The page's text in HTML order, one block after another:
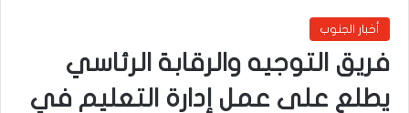
أخبار الجنوب
فريق التوجيه والرقابة الرئاسي
يطلع على عمل إدارة التعليم في